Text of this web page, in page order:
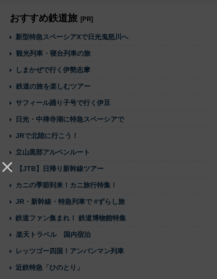
おすすめ鉄道旅 [PR]
新型特急スペーシアXで日光鬼怒川へ
観光列車・寝台列車の旅
しまかぜで行く伊勢志摩
鉄道の旅を楽しむツアー
サフィール踊り子号で行く伊豆
日光・中禅寺湖に特急スペーシアで
JRで北陸に行こう！
立山黒部アルペンルート
【JTB】日帰り新幹線ツアー
カニの季節到来！カニ旅行特集！
JR・新幹線・特急列車で #ずらし旅
鉄道ファン集まれ！ 鉄道博物館特集
楽天トラベル 国内宿泊
レッツゴー四国！アンパンマン列車
近鉄特急「ひのとり」